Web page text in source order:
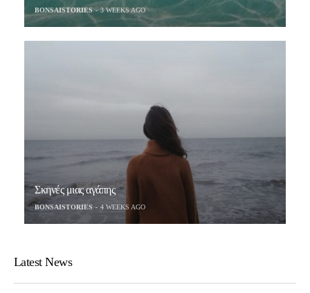
BONSAISTORIES 3 WEEKS AGO
Σκηνές μιας αγάπης
BONSAISTORIES 4 WEEKS AGO
Latest News